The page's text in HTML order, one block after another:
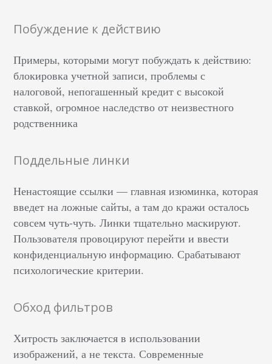
Побуждение к действию
Примеры, которыми могут побуждать к действию:
блокировка учетной записи, проблемы с
налоговой, непогашенный кредит с высокой
ставкой, огромное наследство от неизвестного
родственника
Поддельные линки
Ненастоящие ссылки — главная изюминка, которая
введет на ложные сайты, а там до кражи осталось
совсем чуть-чуть. Линки тщательно маскируют.
Пользователя провоцируют перейти и ввести
конфиденциальную информацию. Срабатывают
психологические критерии.
Обход фильтров
Хитрость заключается в использовании
изображений, а не текста. Современные